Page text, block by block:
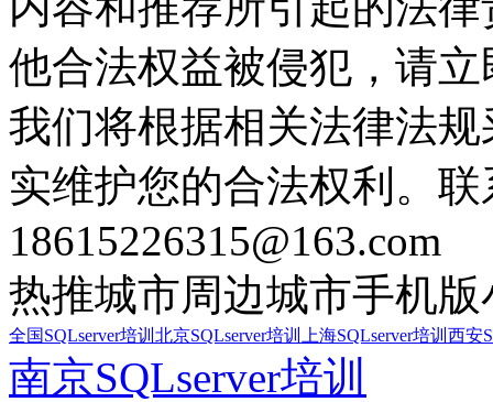
他合法权益被侵犯，请
我们将根据相关法律法
实维护您的合法权利。
18615226315@163.com
热推城市周边城市手机版
全国SQLserver培训 北京SQLserver培训 上海SQLserver培训 西安
南京SQLserver培训